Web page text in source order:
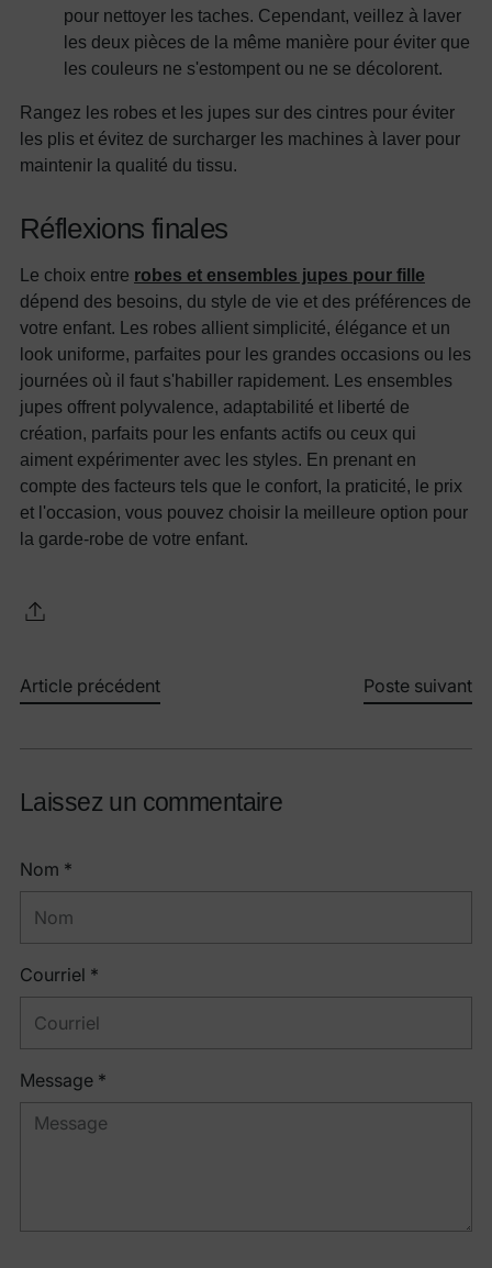
pour nettoyer les taches. Cependant, veillez à laver
les deux pièces de la même manière pour éviter que
les couleurs ne s'estompent ou ne se décolorent.
Rangez les robes et les jupes sur des cintres pour éviter
les plis et évitez de surcharger les machines à laver pour
maintenir la qualité du tissu.
Réflexions finales
Le choix entre robes et ensembles jupes pour fille
dépend des besoins, du style de vie et des préférences de
votre enfant. Les robes allient simplicité, élégance et un
look uniforme, parfaites pour les grandes occasions ou les
journées où il faut s'habiller rapidement. Les ensembles
jupes offrent polyvalence, adaptabilité et liberté de
création, parfaits pour les enfants actifs ou ceux qui
aiment expérimenter avec les styles. En prenant en
compte des facteurs tels que le confort, la praticité, le prix
et l'occasion, vous pouvez choisir la meilleure option pour
la garde-robe de votre enfant.
Article précédent Poste suivant
Laissez un commentaire
Nom *
Courriel *
Message *